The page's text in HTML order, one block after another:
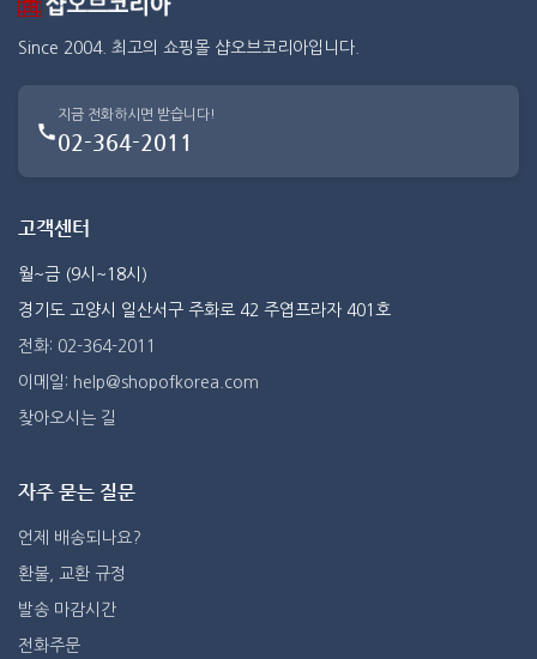
Since 2004. 최고의 쇼핑몰 샵오브코리아입니다.
지금 전화하시면 받습니다!
02-364-2011
고객센터
월~금 (9시~18시)
경기도 고양시 일산서구 주화로 42 주엽프라자 401호
전화: 02-364-2011
이메일: help@shopofkorea.com
찾아오시는 길
자주 묻는 질문
언제 배송되나요?
환불, 교환 규정
발송 마감시간
전화주문